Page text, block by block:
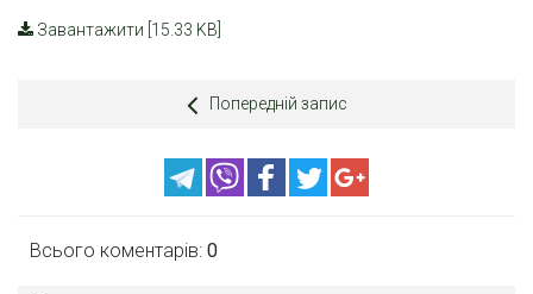
Завантажити [15.33 KB]
Попередній запис
Всього коментарів: 0